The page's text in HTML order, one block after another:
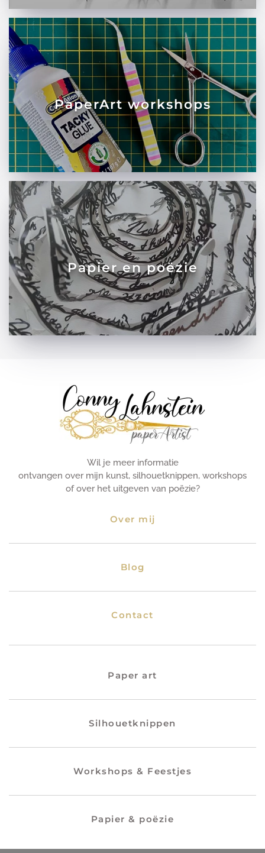
PaperArt workshops
Papier en poëzie
Wil je meer informatie
ontvangen over mijn kunst, silhouetknippen, workshops
of over het uitgeven van poëzie?
Over mij
Blog
Contact
Paper art
Silhouetknippen
Workshops & Feestjes
Papier & poëzie